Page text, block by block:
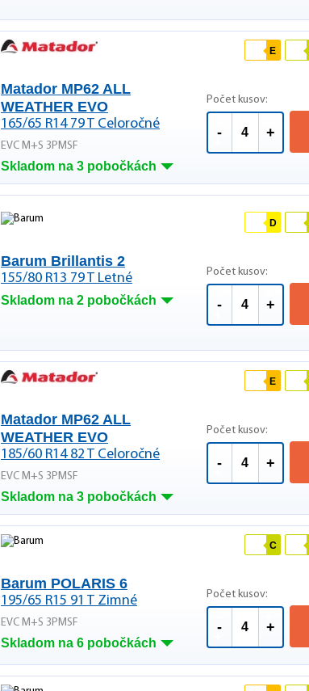
Matador MP62 ALL
WEATHER EVO
165/65 R14 79 T Celoročné
EVC M+S 3PMSF
Skladom na 3 pobočkách
E
Počet kusov:
- +
Barum Brillantis 2
155/80 R13 79 T Letné
Skladom na 2 pobočkách
D
Počet kusov:
- +
Matador MP62 ALL
WEATHER EVO
185/60 R14 82 T Celoročné
EVC M+S 3PMSF
Skladom na 3 pobočkách
E
Počet kusov:
- +
Barum POLARIS 6
195/65 R15 91 T Zimné
EVC M+S 3PMSF
Skladom na 6 pobočkách
C
Počet kusov:
- +